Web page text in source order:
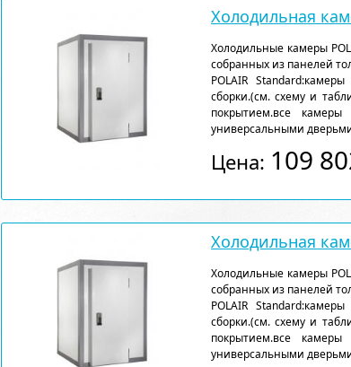
Холодильная
Холодильные камеры
собранных из панелей
POLAIR
сборки.(см. схему и
покрытием.все
универсальными
Цена: 109
Холодильная
Холодильные камеры
собранных из панелей
POLAIR
сборки.(см. схему и
покрытием.все
универсальными